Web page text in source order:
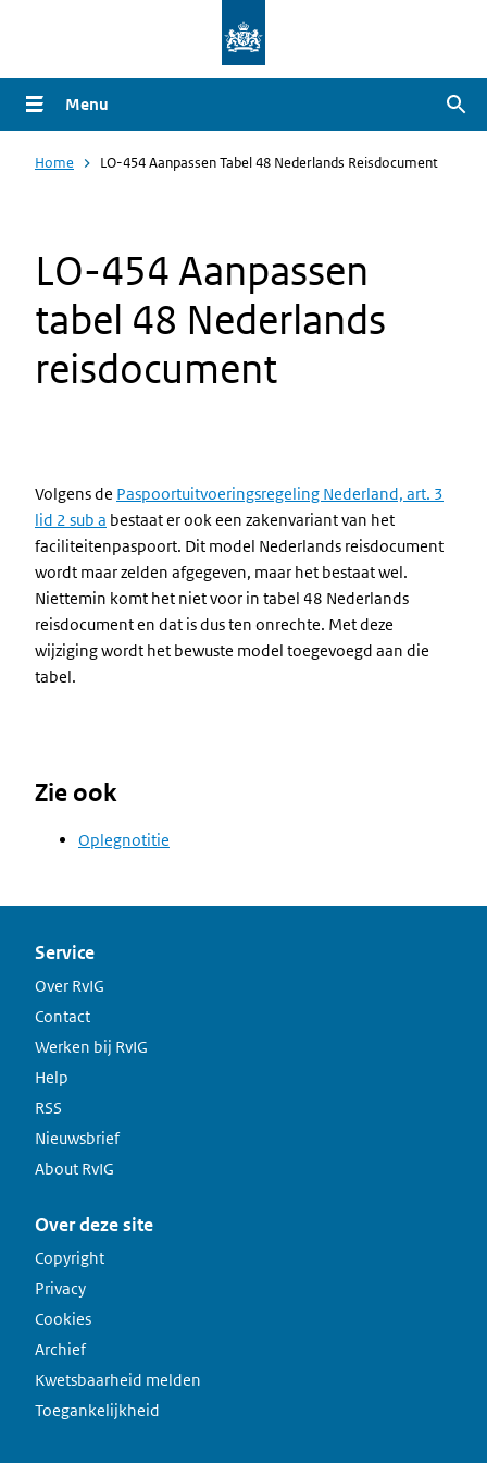
naar
de
gaan
Menu
Home LO-454 Aanpassen Tabel 48 Nederlands Reisdocument
LO-454 Aanpassen
tabel 48 Nederlands
reisdocument
Volgens de Paspoortuitvoeringsregeling Nederland, art. 3
lid 2 sub a bestaat er ook een zakenvariant van het
faciliteitenpaspoort. Dit model Nederlands reisdocument
wordt maar zelden afgegeven, maar het bestaat wel.
Niettemin komt het niet voor in tabel 48 Nederlands
reisdocument en dat is dus ten onrechte. Met deze
wijziging wordt het bewuste model toegevoegd aan die
tabel.
Zie ook
Oplegnotitie
Service
Over RvIG
Contact
Werken bij RvIG
Help
RSS
Nieuwsbrief
About RvIG
Over deze site
Copyright
Privacy
Cookies
Archief
Kwetsbaarheid melden
Toegankelijkheid